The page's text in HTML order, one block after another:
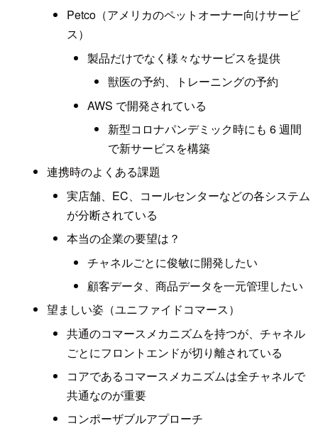
Petco（アメリカのペットオーナー向けサービ
ス）
製品だけでなく様々なサービスを提供
獣医の予約、トレーニングの予約
AWS で開発されている
新型コロナパンデミック時にも 6 週間
で新サービスを構築
連携時のよくある課題
実店舗、EC、コールセンターなどの各システム
が分断されている
本当の企業の要望は？
チャネルごとに俊敏に開発したい
顧客データ、商品データを一元管理したい
望ましい姿（ユニファイドコマース）
共通のコマースメカニズムを持つが、チャネル
ごとにフロントエンドが切り離されている
コアであるコマースメカニズムは全チャネルで
共通なのが重要
コンポーザブルアプローチ